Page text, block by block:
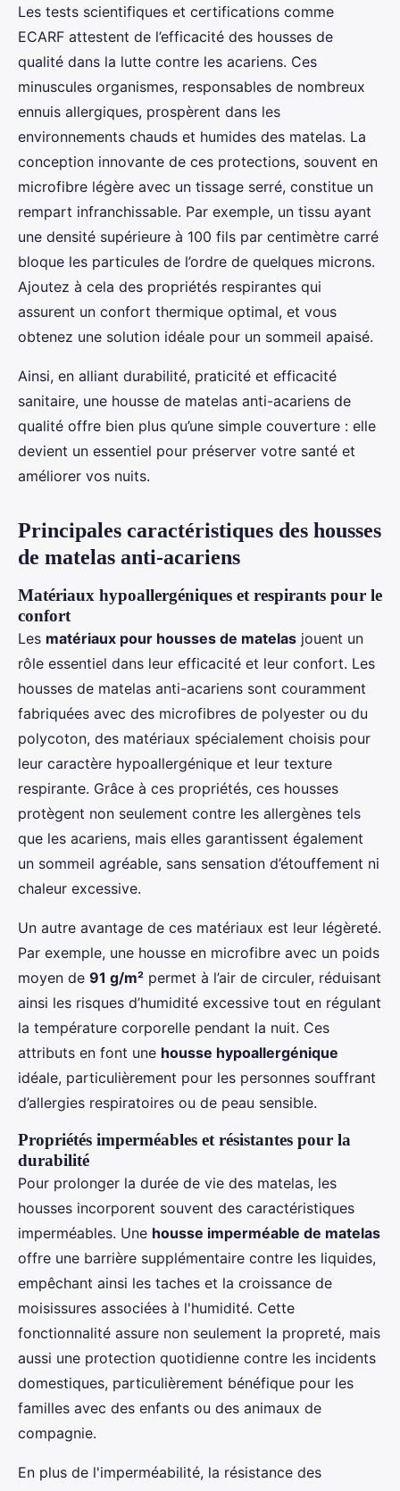
Les tests scientifiques et certifications comme
ECARF attestent de l’efficacité des housses de
qualité dans la lutte contre les acariens. Ces
minuscules organismes, responsables de nombreux
ennuis allergiques, prospèrent dans les
environnements chauds et humides des matelas. La
conception innovante de ces protections, souvent en
microfibre légère avec un tissage serré, constitue un
rempart infranchissable. Par exemple, un tissu ayant
une densité supérieure à 100 fils par centimètre carré
bloque les particules de l’ordre de quelques microns.
Ajoutez à cela des propriétés respirantes qui
assurent un confort thermique optimal, et vous
obtenez une solution idéale pour un sommeil apaisé.
Ainsi, en alliant durabilité, praticité et efficacité
sanitaire, une housse de matelas anti-acariens de
qualité offre bien plus qu’une simple couverture : elle
devient un essentiel pour préserver votre santé et
améliorer vos nuits.
Principales caractéristiques des housses
de matelas anti-acariens
Matériaux hypoallergéniques et respirants pour le
confort
Les matériaux pour housses de matelas jouent un
rôle essentiel dans leur efficacité et leur confort. Les
housses de matelas anti-acariens sont couramment
fabriquées avec des microfibres de polyester ou du
polycoton, des matériaux spécialement choisis pour
leur caractère hypoallergénique et leur texture
respirante. Grâce à ces propriétés, ces housses
protègent non seulement contre les allergènes tels
que les acariens, mais elles garantissent également
un sommeil agréable, sans sensation d’étouffement ni
chaleur excessive.
Un autre avantage de ces matériaux est leur légèreté.
Par exemple, une housse en microfibre avec un poids
moyen de 91 g/m² permet à l’air de circuler, réduisant
ainsi les risques d’humidité excessive tout en régulant
la température corporelle pendant la nuit. Ces
attributs en font une housse hypoallergénique
idéale, particulièrement pour les personnes souffrant
d’allergies respiratoires ou de peau sensible.
Propriétés imperméables et résistantes pour la
durabilité
Pour prolonger la durée de vie des matelas, les
housses incorporent souvent des caractéristiques
imperméables. Une housse imperméable de matelas
offre une barrière supplémentaire contre les liquides,
empêchant ainsi les taches et la croissance de
moisissures associées à l'humidité. Cette
fonctionnalité assure non seulement la propreté, mais
aussi une protection quotidienne contre les incidents
domestiques, particulièrement bénéfique pour les
familles avec des enfants ou des animaux de
compagnie.
En plus de l'imperméabilité, la résistance des